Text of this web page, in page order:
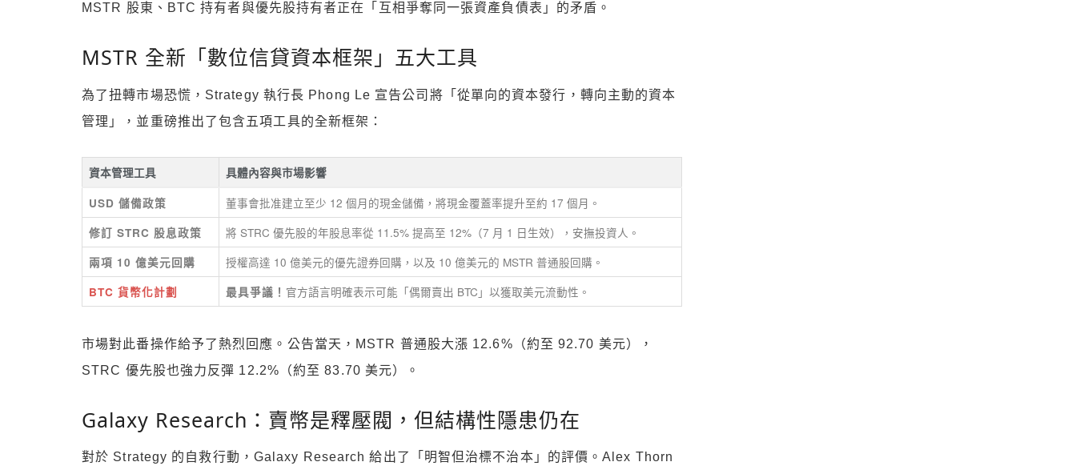
MSTR 股東、BTC 持有者與優先股持有者正在「互相爭奪同一張資產負債表」的矛盾。
MSTR 全新「數位信貸資本框架」五大工具
為了扭轉市場恐慌，Strategy 執行長 Phong Le 宣告公司將「從單向的資本發行，轉向主動的資本
管理」，並重磅推出了包含五項工具的全新框架：
資本管理工具
具體內容與市場影響
USD 儲備政策
董事會批准建立至少 12 個月的現金儲備，將現金覆蓋率提升至約 17 個月。
修訂 STRC 股息政策 將 STRC 優先股的年股息率從 11.5% 提高至 12%（7 月 1 日生效），安撫投資人。
兩項 10 億美元回購 授權高達 10 億美元的優先證券回購，以及 10 億美元的 MSTR 普通股回購。
BTC 貨幣化計劃 最具爭議！ 官方語言明確表示可能「偶爾賣出 BTC」以獲取美元流動性。
市場對此番操作給予了熱烈回應。公告當天，MSTR 普通股大漲 12.6%（約至 92.70 美元），
STRC 優先股也強力反彈 12.2%（約至 83.70 美元）。
Galaxy Research：賣幣是釋壓閥，但結構性隱患仍在
對於 Strategy 的自救行動，Galaxy Research 給出了「明智但治標不治本」的評價。Alex Thorn